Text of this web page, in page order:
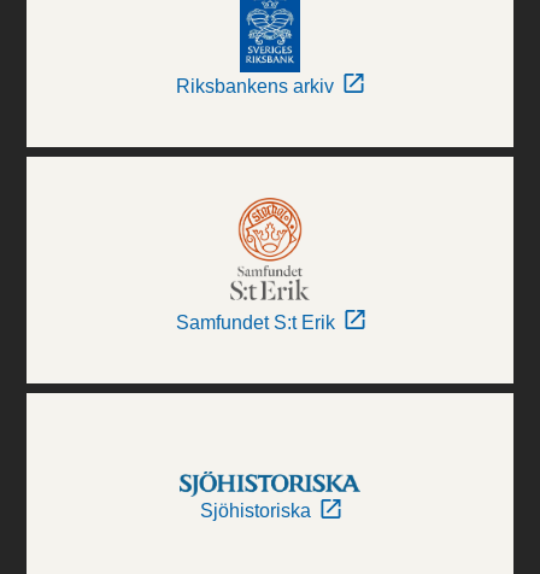
Riksbankens arkiv
Samfundet S:t Erik
Sjöhistoriska